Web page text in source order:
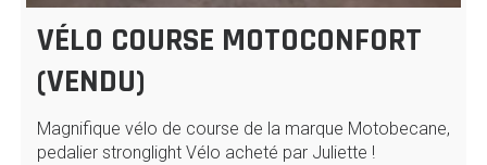
VÉLO COURSE MOTOCONFORT
(VENDU)
Magnifique vélo de course de la marque Motobecane,
pedalier stronglight Vélo acheté par Juliette !